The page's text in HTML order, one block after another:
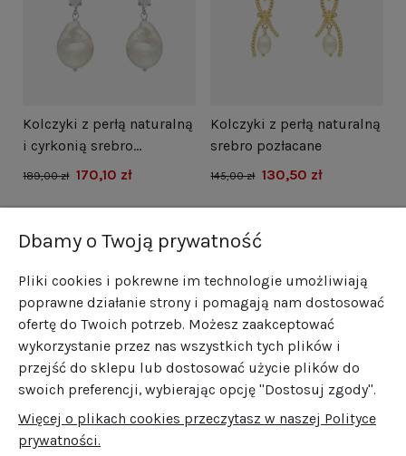
Kolczyki z perłą naturalną
i cyrkonią srebro
rodowane
189,00 zł 170,10 zł
Kolczyki z perłą naturalną
srebro pozłacane
145,00 zł 130,50 zł
Dbamy o Twoją prywatność
Pliki cookies i pokrewne im technologie umożliwiają
poprawne działanie strony i pomagają nam dostosować
ofertę do Twoich potrzeb. Możesz zaakceptować
wykorzystanie przez nas wszystkich tych plików i
przejść do sklepu lub dostosować użycie plików do
swoich preferencji, wybierając opcję "Dostosuj zgody".
Więcej o plikach cookies przeczytasz w naszej Polityce
prywatności.